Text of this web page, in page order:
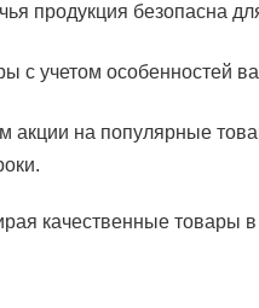
продукция безопасна
с учетом особенностей
акции на популярные
качественные товары в